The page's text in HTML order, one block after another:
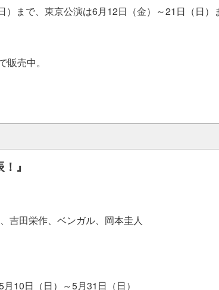
）まで、東京公演は6月12日（金）～21日（日
販売中。
』
吉田栄作、ベンガル、岡本圭人
10日（日）～5月31日（日）